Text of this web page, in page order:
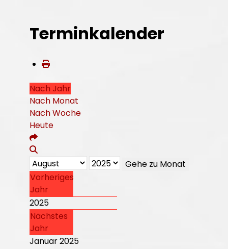
Terminkalender
Nach Jahr
Nach Monat
Nach Woche
Heute
Gehe zu Monat
Vorheriges
Jahr
2025
Nächstes
Jahr
Januar 2025